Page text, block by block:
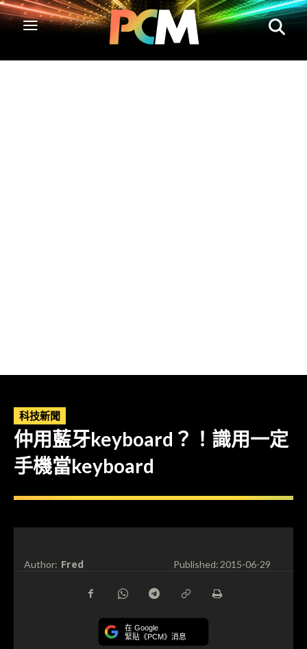
科技新聞
仲用藍牙keyboard？！識用一定
手機當keyboard
Author: Fred Published:2015-06-29
在 Google
緊貼《PCM》消息